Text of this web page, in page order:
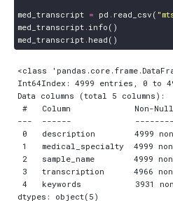
med_transcript = pd . read_csv (
med_transcript . info ()
med_transcript . head ()
<class
Int64Index: 4999 entries, 0 to
Data columns (total 5 columns):
#   Column             Non-Null
---  ------
0   description        4999
1   medical_specialty  4999
2   sample_name        4999
3   transcription      4966
4   keywords           3931
dtypes: object(5)